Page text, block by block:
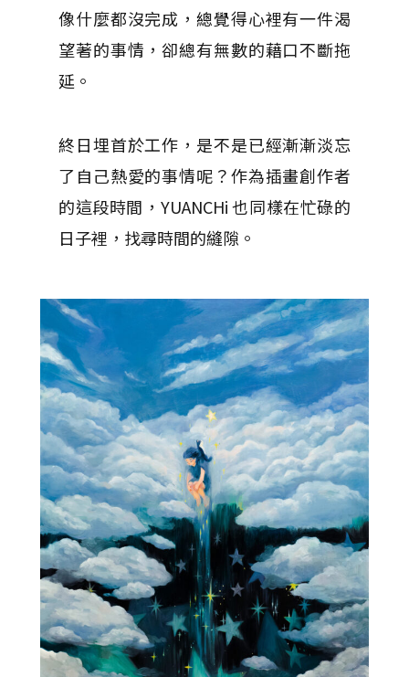
像什麼都沒完成，總覺得心裡有一件渴
望著的事情，卻總有無數的藉口不斷拖
延。
終日埋首於工作，是不是已經漸漸淡忘
了自己熱愛的事情呢？作為插畫創作者
的這段時間，YUANCHi 也同樣在忙碌的
日子裡，找尋時間的縫隙。